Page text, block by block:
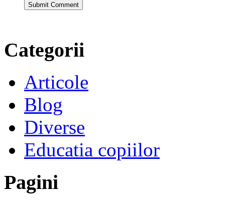
Categorii
Articole
Blog
Diverse
Educatia copiilor
Pagini